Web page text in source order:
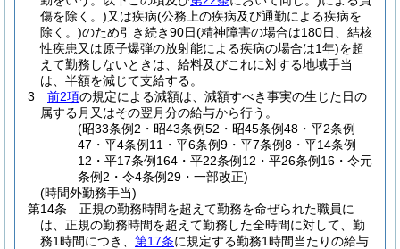
傷を除く。)又は疾病(公務上の疾病及び通勤による疾病を
除く。)のため引き続き90日(精神障害の場合は180日、結核
性疾患又は原子爆弾の放射能による疾病の場合は1年)を超
えて勤務しないときは、給料及びこれに対する地域手当
は、半額を減じて支給する。
3
前2項の規定による減額は、減額すべき事実の生じた日の
属する月又はその翌月分の給与から行う。
(昭33条例2・昭43条例52・昭45条例48・平2条例
47・平4条例11・平6条例9・平7条例8・平14条例
12・平17条例164・平22条例12・平26条例16・令元
条例2・令4条例29・一部改正)
(時間外勤務手当)
第14条
正規の勤務時間を超えて勤務を命ぜられた職員に
は、正規の勤務時間を超えて勤務した全時間に対して、勤
務1時間につき、 第17条に規定する勤務1時間当たりの給与